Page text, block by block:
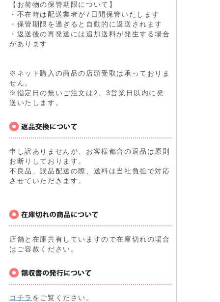
【お荷物の保管期限について】
・不在時は配送業者が7日間保管いたします
・保管期限を過ぎると自動的に返送されます
・返送後の再発送には追加送料が発生する場合
があります
※ネット購入の商品の店頭受取は承っておりま
せん。
※指定日の無いご注文は2、3営業日以内に発
送いたします。
申し訳ありませんが、お客様都合の返品は原則
お断りしております。
不良品、誤品配送の際、送料は当社負担で対応
させていただきます。
店舗と在庫共有していますので在庫切れの場合
はご容赦ください。
コチラ をご覧ください。